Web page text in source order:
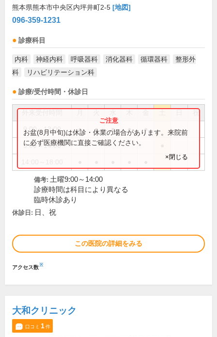
熊本県熊本市中央区内坪井町2-5 [地図]
096-359-1231
診療科目
内科 神経内科 呼吸器科 消化器科 循環器科
整形外
科
リハビリテーション科
診療/受付時間・休診日
祝
9:00～13:00 ● ● ● ● ●
9:00～14:00
お盆(8月中旬)は休診・休業の場合があります。来院前
に必ず医療機関に直接ご確認ください。
×閉じる
備考: 土曜9:00～14:00
診療時間は科目により異なる
臨時休診あり
休診日: 日、祝
この医院の詳細をみる
アクセス数※
大和クリニック
口コミ 1件